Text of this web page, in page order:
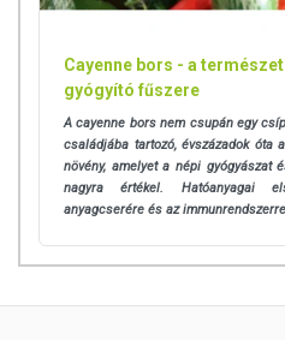
Cayenne bors - a
gyógyító fűszere
A cayenne bors nem csupán egy
családjába tartozó, évszázadok óta
növény, amelyet a népi gyógyászat
nagyra értékel. Hatóanyagai
anyagcserére és az